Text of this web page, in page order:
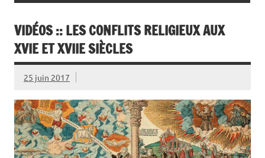
VIDÉOS :: LES CONFLITS RELIGIEUX AUX
XVIE ET XVIIE SIÈCLES
25 juin 2017